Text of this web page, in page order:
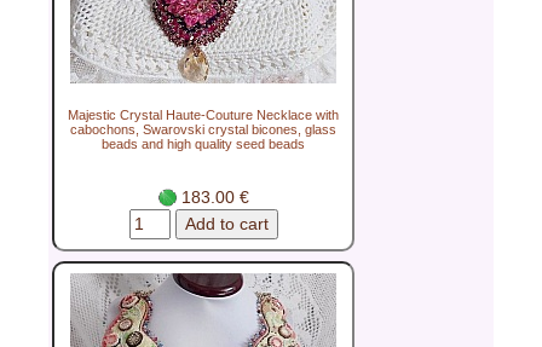
Majestic Crystal Haute-Couture Necklace with
cabochons, Swarovski crystal bicones, glass
beads and high quality seed beads
183.00 €